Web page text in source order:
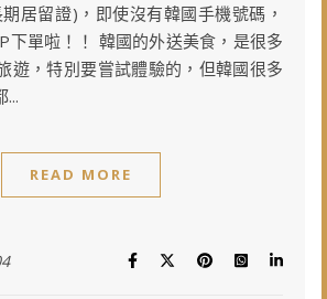
居留證)，即使沒有韓國手機號碼，
下單啦！！ 韓國的外送美食，是很多
遊，特別要嘗試體驗的，但韓國很多
...
READ MORE